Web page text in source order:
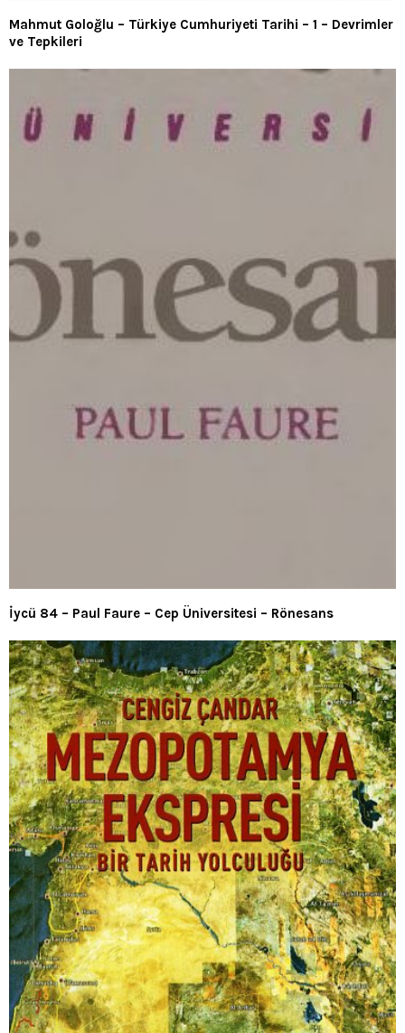
Mahmut Goloğlu – Türkiye Cumhuriyeti Tarihi – 1 – Devrimler
ve Tepkileri
İycü 84 – Paul Faure – Cep Üniversitesi – Rönesans